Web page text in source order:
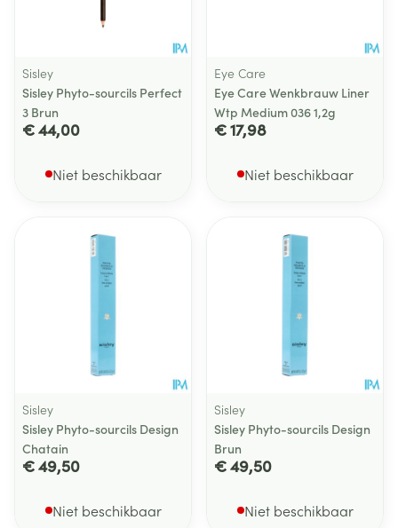
Sisley
Sisley Phyto-sourcils Perfect
3 Brun
€ 44,00
Niet beschikbaar
Eye Care
Eye Care Wenkbrauw Liner
Wtp Medium 036 1,2g
€ 17,98
Niet beschikbaar
Sisley
Sisley Phyto-sourcils Design
Chatain
€ 49,50
Niet beschikbaar
Sisley
Sisley Phyto-sourcils Design
Brun
€ 49,50
Niet beschikbaar